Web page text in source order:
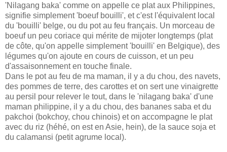
'Nilagang baka' comme on appelle ce plat aux Philippines,
signifie simplement 'boeuf bouilli', et c'est l'équivalent local
du 'bouilli' belge, ou du pot au feu français. Un morceau de
boeuf un peu coriace qui mérite de mijoter longtemps (plat
de côte, qu'on appelle simplement 'bouilli' en Belgique), des
légumes qu'on ajoute en cours de cuisson, et un peu
d'assaisonnement en touche finale.
Dans le pot au feu de ma maman, il y a du chou, des navets,
des pommes de terre, des carottes et on sert une vinaigrette
au persil pour relever le tout, dans le 'nilagang baka' d'une
maman philippine, il y a du chou, des bananes saba et du
pakchoi (bokchoy, chou chinois) et on accompagne le plat
avec du riz (héhé, on est en Asie, hein), de la sauce soja et
du calamansi (petit agrume local).